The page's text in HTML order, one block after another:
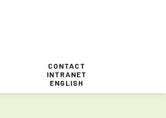
CONTACT
INTRANET
ENGLISH